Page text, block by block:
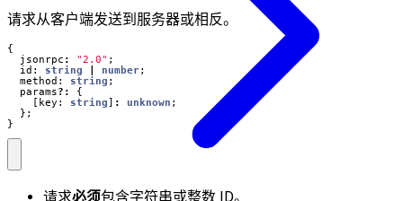
请求从客户端发送到服务器或相反。
{
jsonrpc : "2.0" ;
id : string number;
method : string ;
params?:
{
[ key : string] : unknown ;
};
}
请求必须包含字符串或整数 ID。